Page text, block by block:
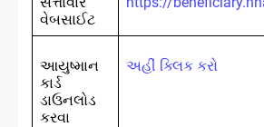
વેબસાઈટ
આયુષ્માન
કાર્ડ
ડાઉનલોડ
કરવા
અહીં ક્લિક કરો